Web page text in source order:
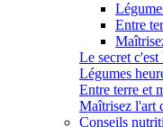
Entre
Le secret c'est
Légumes
Entre terre et
Maîtrisez l'art
Conseils